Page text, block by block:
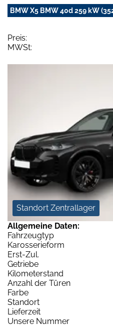
BMW X5 BMW 40d 259 kW
Preis:
MWSt:
Standort Zentrallager
Allgemeine Daten:
Fahrzeugtyp
Karosserieform
Erst-Zul.
Getriebe
Kilometerstand
Anzahl der Türen
Farbe
Standort
Lieferzeit
Unsere Nummer